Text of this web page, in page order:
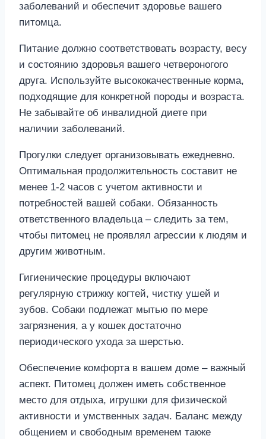
заболеваний и обеспечит здоровье вашего
питомца.
Питание должно соответствовать возрасту, весу
и состоянию здоровья вашего четвероногого
друга. Используйте высококачественные корма,
подходящие для конкретной породы и возраста.
Не забывайте об инвалидной диете при
наличии заболеваний.
Прогулки следует организовывать ежедневно.
Оптимальная продолжительность составит не
менее 1-2 часов с учетом активности и
потребностей вашей собаки. Обязанность
ответственного владельца – следить за тем,
чтобы питомец не проявлял агрессии к людям и
другим животным.
Гигиенические процедуры включают
регулярную стрижку когтей, чистку ушей и
зубов. Собаки подлежат мытью по мере
загрязнения, а у кошек достаточно
периодического ухода за шерстью.
Обеспечение комфорта в вашем доме – важный
аспект. Питомец должен иметь собственное
место для отдыха, игрушки для физической
активности и умственных задач. Баланс между
общением и свободным временем также